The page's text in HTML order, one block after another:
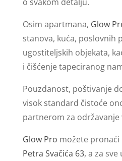
Osim apartmana, Glow
stanova, kuća, poslovnih
ugostiteljskih objekata,
i čišćenje tapeciranog
Pouzdanost, poštivanje
visok standard čistoće
partnerom za održavanje
Glow Pro možete
Petra Svačića 63, a za